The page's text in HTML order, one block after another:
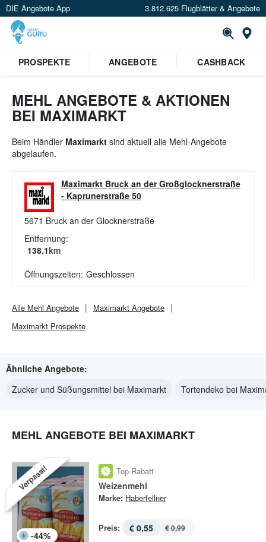
DIE Angebote App 3.812.625 Flugblätter & Angebote
Standort festlegen
PROSPEKTE ANGEBOTE CASHBACK
MEHL ANGEBOTE & AKTIONEN
BEI MAXIMARKT
Beim Händler Maximarkt sind aktuell alle Mehl-Angebote
abgelaufen.
Maximarkt Bruck an der Großglocknerstraße
- Kaprunerstraße 50
5671 Bruck an der Glocknerstraße
Entfernung:
138.1km
Öffnungszeiten: Geschlossen
Alle Mehl Angebote Maximarkt Angebote
Maximarkt Prospekte
Ähnliche Angebote:
Zucker und Süßungsmittel bei Maximarkt
Tortendeko bei
MEHL ANGEBOTE BEI MAXIMARKT
Verpasst!
-44%
Top Rabatt
Weizenmehl
Marke: Haberfellner
Preis: € 0,55 € 0,99